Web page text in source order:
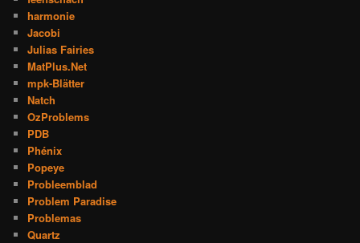
harmonie
Jacobi
Julias Fairies
MatPlus.Net
mpk-Blätter
Natch
OzProblems
PDB
Phénix
Popeye
Probleemblad
Problem Paradise
Problemas
Quartz